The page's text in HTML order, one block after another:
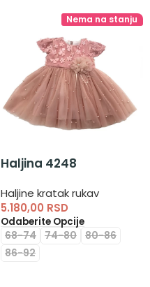
Nema na stanju
Haljina 4248
Haljine kratak rukav
5.180,00 RSD
Odaberite Opcije
68-74 74-80 80-86
86-92